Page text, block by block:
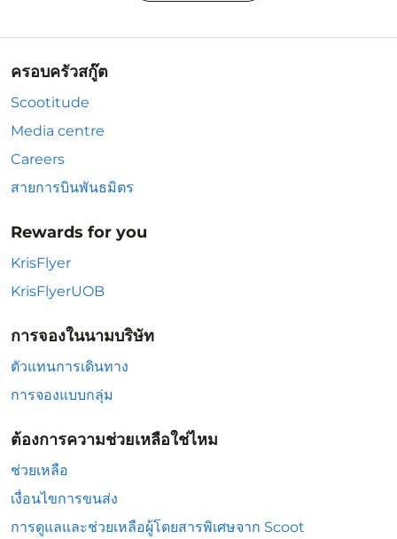
ครอบครัวสกู๊ต
Scootitude
Media centre
Careers
สายการบินพันธมิตร
Rewards for you
KrisFlyer
KrisFlyerUOB
การจองในนามบริษัท
ตัวแทนการเดินทาง
การจองแบบกลุ่ม
ต้องการความช่วยเหลือใช่ไหม
ช่วยเหลือ
เงื่อนไขการขนส่ง
การดูแลและช่วยเหลือผู้โดยสารพิเศษจาก Scoot